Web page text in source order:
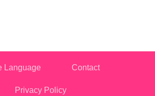
Language Contact
Privacy Policy